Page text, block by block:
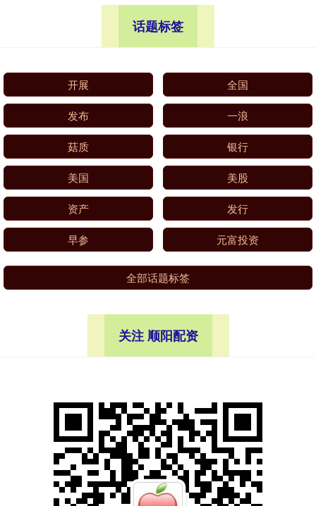
话题标签
开展 全国
发布 一浪
菇质 银行
美国 美股
资产 发行
早参 元富投资
全部话题标签
关注 顺阳配资